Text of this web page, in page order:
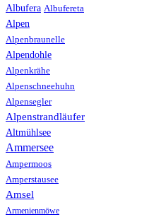
Albufera Albufereta
Alpen
Alpenbraunelle
Alpendohle
Alpenkrähe
Alpenschneehuhn
Alpensegler
Alpenstrandläufer
Altmühlsee
Ammersee
Ampermoos
Amperstausee
Amsel
Armenienmöwe